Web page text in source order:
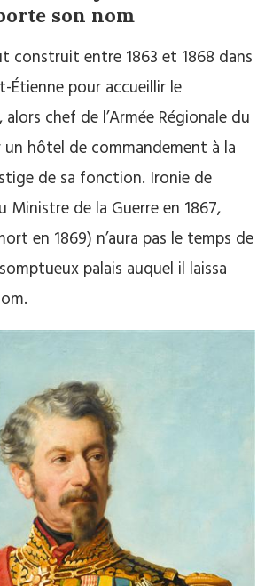
son nom
construit entre 1863 et 1868 dans
Étienne pour accueillir le
, alors chef de l’Armée Régionale du
hôtel de commandement à la
de sa fonction. Ironie de
Ministre de la Guerre en 1867,
en 1869) n’aura pas le temps de
palais auquel il laissa